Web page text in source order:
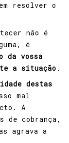
resolver o
não é
é
vossa
a situação .
destas
mal
A
de cobrança,
agrava a